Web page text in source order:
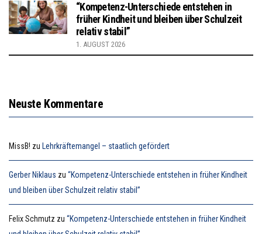
“Kompetenz-Unterschiede entstehen in
früher Kindheit und bleiben über Schulzeit
relativ stabil”
1. AUGUST 2026
Neuste Kommentare
MissB! zu Lehrkräftemangel – staatlich gefördert
Gerber Niklaus zu “Kompetenz-Unterschiede entstehen in früher Kindheit
und bleiben über Schulzeit relativ stabil”
Felix Schmutz zu “Kompetenz-Unterschiede entstehen in früher Kindheit